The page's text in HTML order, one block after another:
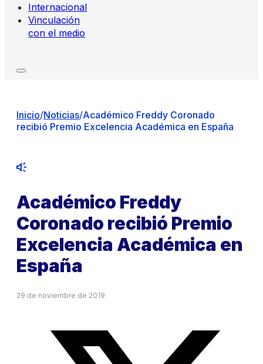
Internacional
Vinculación
con el medio
Inicio/Noticias/Académico Freddy Coronado
recibió Premio Excelencia Académica en España
Académico Freddy
Coronado recibió Premio
Excelencia Académica en
España
29 de noviembre de 2019